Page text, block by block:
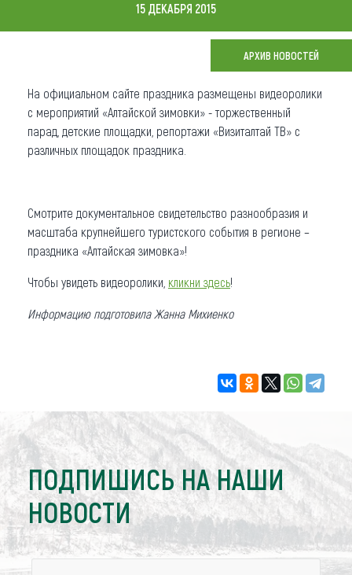
Карта
Что привезти (сувениры)
О регионе
Другие рубрики
15 ДЕКАБРЯ 2015
АРХИВ НОВОСТЕЙ
На официальном сайте праздника размещены видеоролики
с мероприятий «Алтайской зимовки» - торжественный
парад, детские площадки, репортажи «Визиталтай ТВ» с
различных площадок праздника.
Смотрите документальное свидетельство разнообразия и
масштаба крупнейшего туристского события в регионе –
праздника «Алтайская зимовка»!
Чтобы увидеть видеоролики, кликни здесь!
Информацию подготовила Жанна Михиенко
ПОДПИШИСЬ НА НАШИ
НОВОСТИ